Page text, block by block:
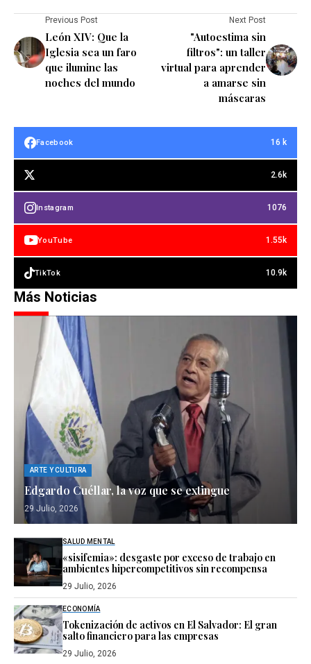
Previous Post
León XIV: Que la
Iglesia sea un faro
que ilumine las
noches del mundo
Next Post
"Autoestima sin
filtros": un taller
virtual para aprender
a amarse sin
máscaras
Facebook 16 k
2.6k
Instagram 1076
YouTube 1.55k
TikTok 10.9k
Más Noticias
ARTE Y CULTURA
Edgardo Cuéllar, la voz que se extingue
29 Julio, 2026
SALUD MENTAL
«sisifemia»: desgaste por exceso de trabajo en
ambientes hipercompetitivos sin recompensa
29 Julio, 2026
ECONOMÍA
Tokenización de activos en El Salvador: El gran
salto financiero para las empresas
29 Julio, 2026